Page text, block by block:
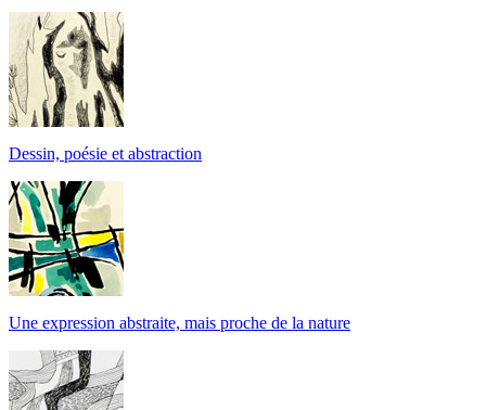
Dessin, poésie et abstraction
Une expression abstraite, mais proche de la nature